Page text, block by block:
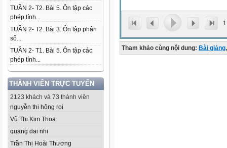
TUẦN 2- T2. Bài 5. Ôn tập các
phép tính...
TUẦN 2- T2. Bài 3. Ôn tập phân
số...
TUẦN 2- T1. Bài 5. Ôn tập các
phép tính...
THÀNH VIÊN TRỰC TUYẾN
2123 khách và 73 thành viên
nguyễn thi hông roi
Vũ Thị Kim Thoa
quang dai nhi
Trần Thị Hoài Thương
1
Tham khảo cùng nội dung: Bài giảng,